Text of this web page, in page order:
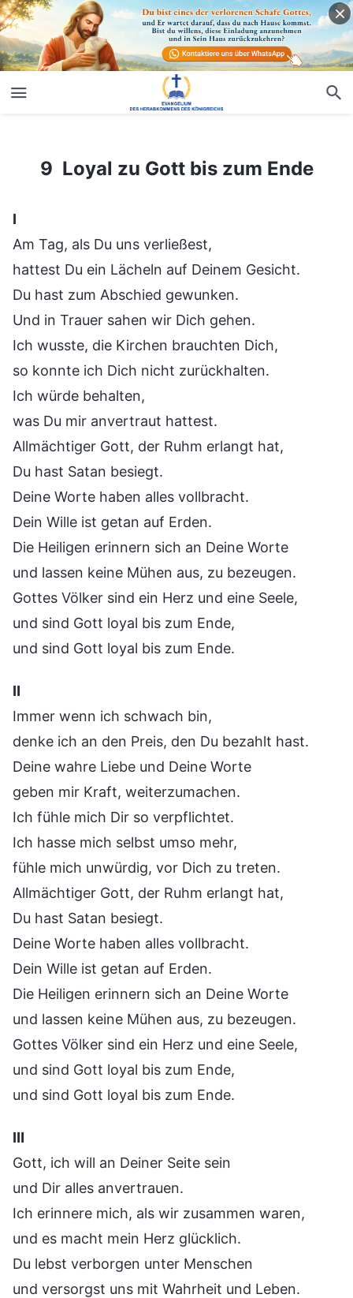
9 Loyal zu Gott bis zum Ende
9 Loyal zu Gott bis zum Ende
Ⅰ
Am Tag, als Du uns verließest,
hattest Du ein Lächeln auf Deinem Gesicht.
Du hast zum Abschied gewunken.
Und in Trauer sahen wir Dich gehen.
Ich wusste, die Kirchen brauchten Dich,
so konnte ich Dich nicht zurückhalten.
Ich würde behalten,
was Du mir anvertraut hattest.
Allmächtiger Gott, der Ruhm erlangt hat,
Du hast Satan besiegt.
Deine Worte haben alles vollbracht.
Dein Wille ist getan auf Erden.
Die Heiligen erinnern sich an Deine Worte
und lassen keine Mühen aus, zu bezeugen.
Gottes Völker sind ein Herz und eine Seele,
und sind Gott loyal bis zum Ende,
und sind Gott loyal bis zum Ende.
Ⅱ
Immer wenn ich schwach bin,
denke ich an den Preis, den Du bezahlt hast.
Deine wahre Liebe und Deine Worte
geben mir Kraft, weiterzumachen.
Ich fühle mich Dir so verpflichtet.
Ich hasse mich selbst umso mehr,
fühle mich unwürdig, vor Dich zu treten.
Allmächtiger Gott, der Ruhm erlangt hat,
Du hast Satan besiegt.
Deine Worte haben alles vollbracht.
Dein Wille ist getan auf Erden.
Die Heiligen erinnern sich an Deine Worte
und lassen keine Mühen aus, zu bezeugen.
Gottes Völker sind ein Herz und eine Seele,
und sind Gott loyal bis zum Ende,
und sind Gott loyal bis zum Ende.
Ⅲ
Gott, ich will an Deiner Seite sein
und Dir alles anvertrauen.
Ich erinnere mich, als wir zusammen waren,
und es macht mein Herz glücklich.
Du lebst verborgen unter Menschen
und versorgst uns mit Wahrheit und Leben.